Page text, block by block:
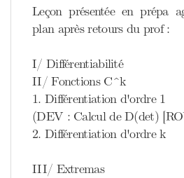
Leçon présentée en prépa
plan après retours du prof :
I/ Différentiabilité
II/ Fonctions C^k
1. Différentiation d'ordre 1
(DEV : Calcul de D(det)
2. Différentiation d'ordre k
III/ Extremas